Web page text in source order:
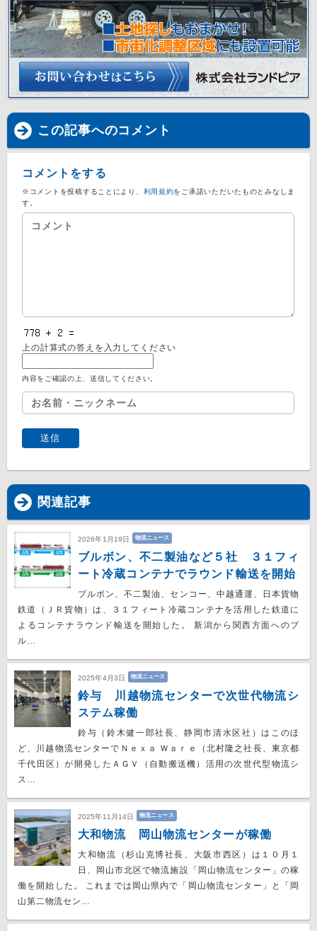
この記事へのコメント
コメントをする
※コメントを投稿することにより、 利用規約をご承諾いただいたものとみなしま
す。
上の計算式の答えを入力してください
内容をご確認の上、送信してください。
関連記事
2026年1月19日 物流ニュース
ブルボン、不二製油など５社 ３１フィ
ート冷蔵コンテナでラウンド輸送を開始
ブルボン、不二製油、センコー、中越通運、日本貨物
鉄道（ＪＲ貨物）は、３１フィート冷蔵コンテナを活用した鉄道に
よるコンテナラウンド輸送を開始した。 新潟から関西方面へのブ
ル…
2025年4月3日 物流ニュース
鈴与 川越物流センターで次世代物流シ
ステム稼働
鈴与（鈴木健一郎社長、静岡市清水区社）はこのほ
ど、川越物流センターでＮｅｘａ Ｗａｒｅ（北村隆之社長、東京都
千代田区）が開発したＡＧＶ（自動搬送機）活用の次世代型物流シ
ス…
2025年11月14日 物流ニュース
大和物流 岡山物流センターが稼働
大和物流（杉山克博社長、大阪市西区）は１０月１
日、岡山市北区で物流施設「岡山物流センター」の稼
働を開始した。 これまでは岡山県内で「岡山物流センター」と「岡
山第二物流セン…